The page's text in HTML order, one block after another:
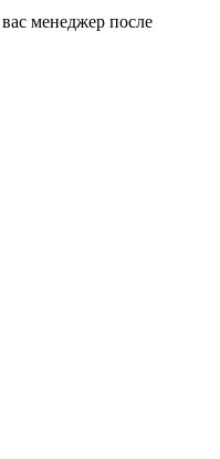
менеджер после